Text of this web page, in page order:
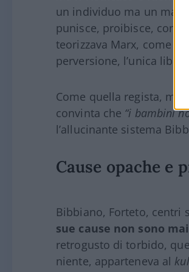
un individuo ma un
punisce, proibisce,
teorizzava Marx, come
perversione, l’unica
Come quella regista,
convinta che “i bambini
l’allucinante sistema
Cause opache e
Bibbiano, Forteto, centri
sue cause non sono
retrogusto di torbido,
niente, apparteneva al